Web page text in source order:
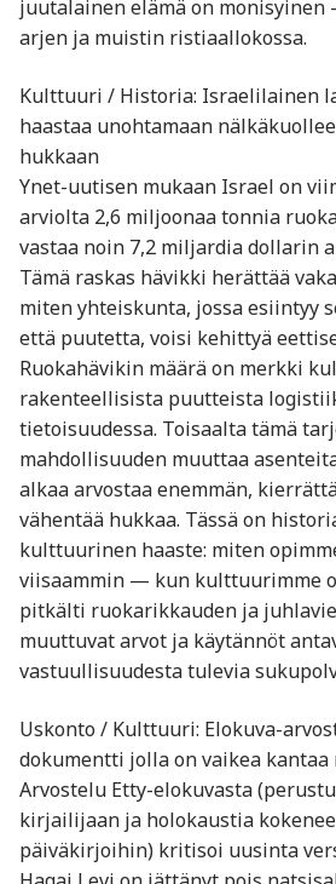
juutalainen elämä on
arjen ja muistin ristiaallokossa.
Kulttuuri / Historia: Israelilainen
haastaa unohtamaan
hukkaan
Ynet-uutisen mukaan Israel on
arviolta 2,6 miljoonaa tonnia
vastaa noin 7,2 miljardia dollarin
Tämä raskas hävikki herättää
miten yhteiskunta, jossa esiintyy
että puutetta, voisi kehittyä
Ruokahävikin määrä on merkki
rakenteellisista puutteista
tietoisuudessa. Toisaalta tämä
mahdollisuuden muuttaa
alkaa arvostaa enemmän,
vähentää hukkaa. Tässä on
kulttuurinen haaste: miten
viisaammin — kun kulttuurimme
pitkälti ruokarikkauden ja
muuttuvat arvot ja käytännöt
vastuullisuudesta tulevia
Uskonto / Kulttuuri: Elokuva-
dokumentti jolla on vaikea kantaa
Arvostelu Etty-elokuvasta
kirjailijaan ja holokaustia
päiväkirjoihin) kritisoi uusinta